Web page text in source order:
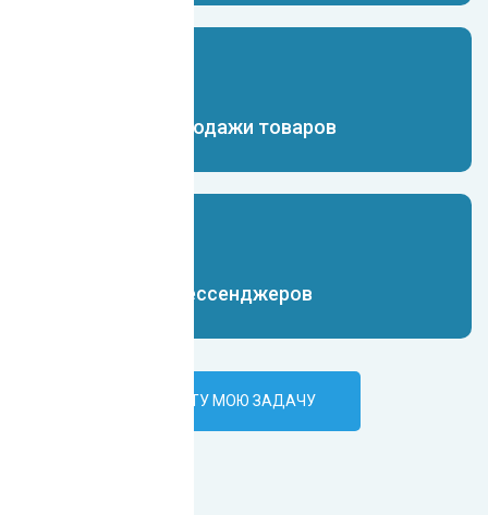
Чат-бот для продажи товаров
Чат-бот для мессенджеров
ПОРУЧИТЬ ИИ-БОТУ МОЮ ЗАДАЧУ